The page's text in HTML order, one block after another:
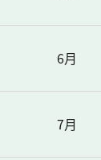
6月
7月